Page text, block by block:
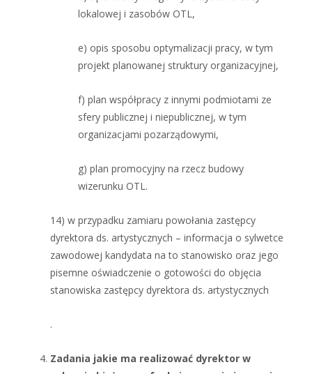
lokalowej i zasobów OTL,
e) opis sposobu optymalizacji pracy, w tym
projekt planowanej struktury organizacyjnej,
f) plan współpracy z innymi podmiotami ze
sfery publicznej i niepublicznej, w tym
organizacjami pozarządowymi,
g) plan promocyjny na rzecz budowy
wizerunku OTL.
14) w przypadku zamiaru powołania zastępcy
dyrektora ds. artystycznych – informacja o sylwetce
zawodowej kandydata na to stanowisko oraz jego
pisemne oświadczenie o gotowości do objęcia
stanowiska zastępcy dyrektora ds. artystycznych
.
Zadania jakie ma realizować dyrektor w